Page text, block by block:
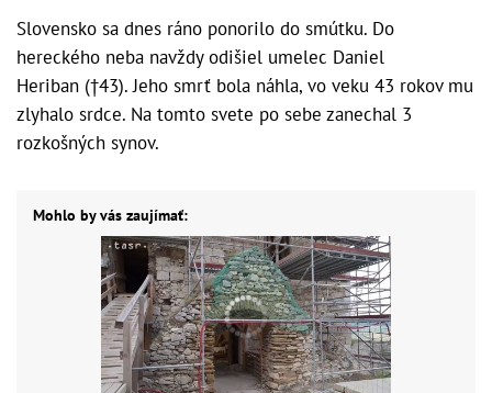
Slovensko sa dnes ráno ponorilo do smútku. Do
hereckého neba navždy odišiel umelec Daniel
Heriban (†43). Jeho smrť bola náhla, vo veku 43 rokov mu
zlyhalo srdce. Na tomto svete po sebe zanechal 3
rozkošných synov.
Mohlo by vás zaujímať: